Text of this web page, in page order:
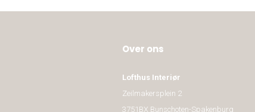
Over ons
Lofthus Interiør
Zeilmakersplein 2
3751BX Bunschoten-Spakenburg